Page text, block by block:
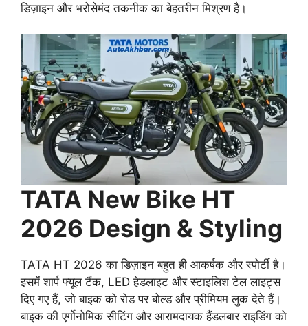
डिज़ाइन और भरोसेमंद तकनीक का बेहतरीन मिश्रण है।
TATA New Bike HT
2026 Design & Styling
TATA HT 2026 का डिज़ाइन बहुत ही आकर्षक और स्पोर्टी है।
इसमें शार्प फ्यूल टैंक, LED हेडलाइट और स्टाइलिश टेल लाइट्स
दिए गए हैं, जो बाइक को रोड पर बोल्ड और प्रीमियम लुक देते हैं।
बाइक की एर्गोनोमिक सीटिंग और आरामदायक हैंडलबार राइडिंग को